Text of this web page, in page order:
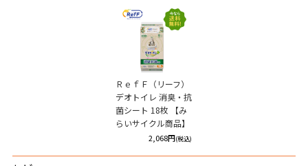
ＲｅｆＦ（リーフ）
デオトイレ 消臭・抗
菌シート 18枚 【み
らいサイクル商品】
2,068円(税込)